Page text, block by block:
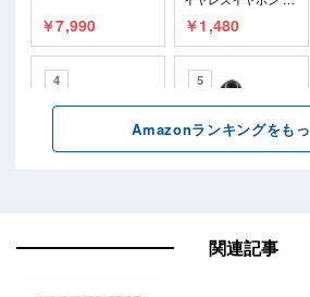
関連記事